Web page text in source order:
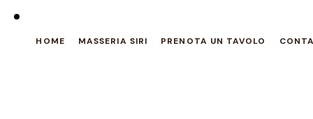
HOME MASSERIA SIRI PRENOTA UN TAVOLO